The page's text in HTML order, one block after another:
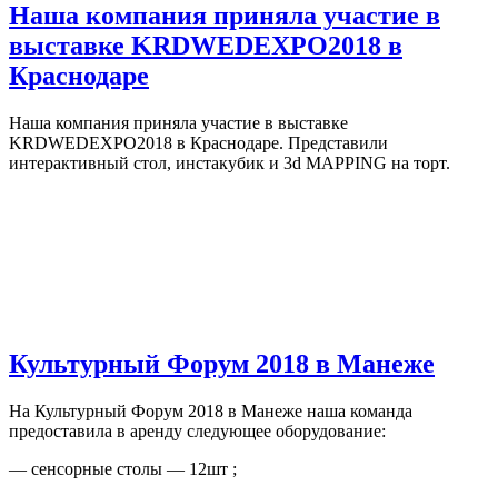
Наша компания приняла участие в
выставке KRDWEDEXPO2018 в
Краснодаре
Наша компания приняла участие в выставке
KRDWEDEXPO2018 в Краснодаре. Представили
интерактивный стол, инстакубик и 3d MAPPING на торт.
Культурный Форум 2018 в Манеже
На Культурный Форум 2018 в Манеже наша команда
предоставила в аренду следующее оборудование:
— сенсорные столы — 12шт ;